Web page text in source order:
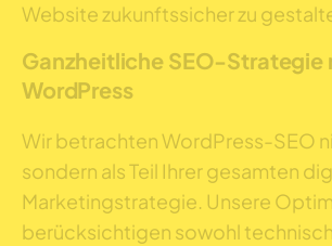
Website zukunftssicher zu
Ganzheitliche SEO-Strategie
WordPress
Wir betrachten WordPress-SEO
sondern als Teil Ihrer gesamten
Marketingstrategie. Unsere
berücksichtigen sowohl